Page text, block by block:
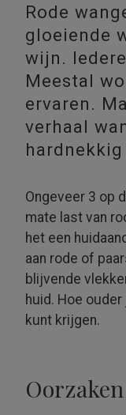
Rode
gloeiende
wijn.
Meestal
ervaren.
verhaal
Ongeveer 3 op
mate last van
het een
aan rode of
blijvende
huid. Hoe
kunt krijgen.
Oorzaken